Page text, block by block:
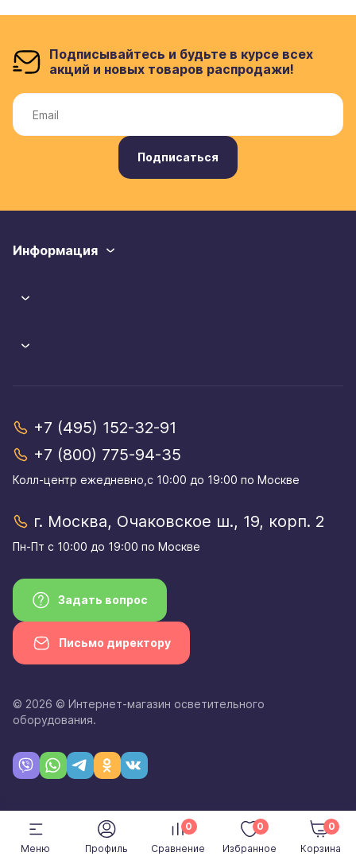
Подписывайтесь и будьте в курсе всех
акций и новых товаров распродажи!
Подписаться
Информация
+7 (495) 152-32-91
+7 (800) 775-94-35
Колл-центр eжедневно,с 10:00 до 19:00 по Москве
г. Москва, Очаковское ш., 19, корп. 2
Пн-Пт с 10:00 до 19:00 по Москве
Задать вопрос
Письмо директору
© 2026 © Интернет-магазин осветительного
оборудования.
Меню Профиль Сравнение
0
Избранное
0
Корзина
0